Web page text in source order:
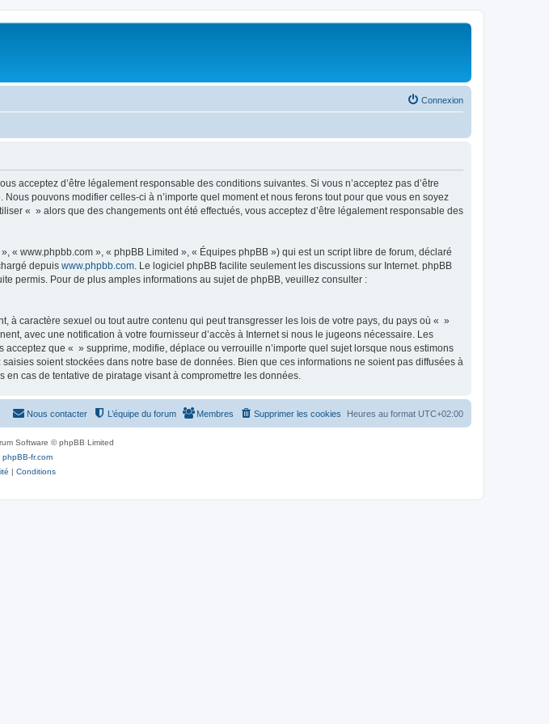
Connexion
acceptez d’être légalement responsable des conditions suivantes. Si vous n’acceptez pas d’être
pouvons modifier celles-ci à n’importe quel moment et nous ferons tout pour que vous en soyez
« » alors que des changements ont été effectués, vous acceptez d’être légalement responsable des
www.phpbb.com », « phpBB Limited », « Équipes phpBB ») qui est un script libre de forum, déclaré
depuis www.phpbb.com. Le logiciel phpBB facilite seulement les discussions sur Internet. phpBB
permis. Pour de plus amples informations au sujet de phpBB, veuillez consulter :
caractère sexuel ou tout autre contenu qui peut transgresser les lois de votre pays, du pays où « »
avec une notification à votre fournisseur d’accès à Internet si nous le jugeons nécessaire. Les
que « » supprime, modifie, déplace ou verrouille n’importe quel sujet lorsque nous estimons
soient stockées dans notre base de données. Bien que ces informations ne soient pas diffusées à
cas de tentative de piratage visant à compromettre les données.
Heures au format UTC+02:00
Supprimer les cookies
Membres
L’équipe du forum
Nous contacter
Software © phpBB Limited
phpBB-fr.com
| Conditions